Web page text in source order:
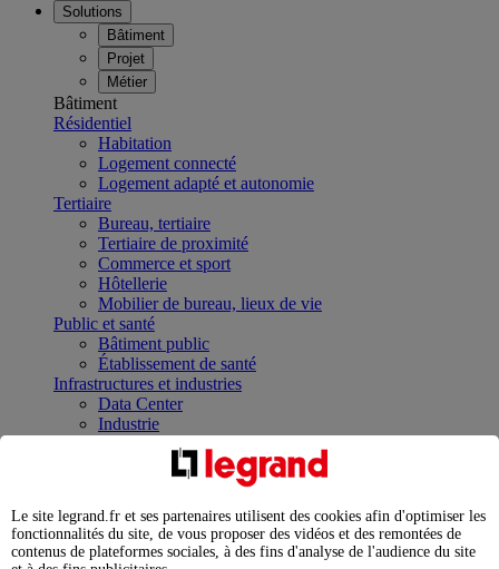
Solutions
Bâtiment
Projet
Métier
Bâtiment
Résidentiel
Habitation
Logement connecté
Logement adapté et autonomie
Tertiaire
Bureau, tertiaire
Tertiaire de proximité
Commerce et sport
Hôtellerie
Mobilier de bureau, lieux de vie
Public et santé
Bâtiment public
Établissement de santé
Infrastructures et industries
Data Center
Industrie
Infrastructures
Contrôler et planifier le fonctionnement des appareils
Répartir et optimiser son tableau électrique
Legrand Data Center Solutions : concentrer les
expertises au service de vos performances
Le site legrand.fr et ses partenaires utilisent des cookies afin d'optimiser les
fonctionnalités du site, de vous proposer des vidéos et des remontées de
contenus de plateformes sociales, à des fins d'analyse de l'audience du site